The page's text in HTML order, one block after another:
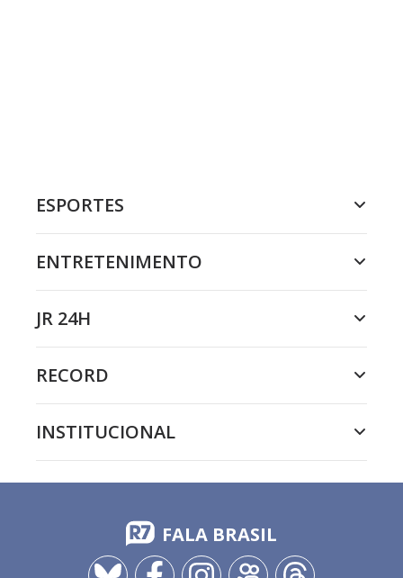
ESPORTES
ENTRETENIMENTO
JR 24H
RECORD
INSTITUCIONAL
FALA BRASIL